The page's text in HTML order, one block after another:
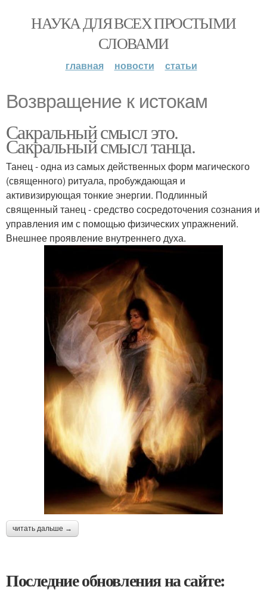
НАУКА ДЛЯ ВСЕХ ПРОСТЫМИ
СЛОВАМИ
главная новости статьи
Возвращение к истокам
Сакральный смысл это.
Сакральный смысл танца.
Танец - одна из самых действенных форм магического
(священного) ритуала, пробуждающая и
активизирующая тонкие энергии. Подлинный
священный танец - средство сосредоточения сознания и
управления им с помощью физических упражнений.
Внешнее проявление внутреннего духа.
читать дальше →
Последние обновления на сайте: